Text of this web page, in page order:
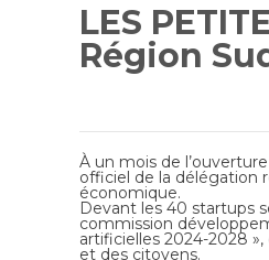
LES
Région
À un mois de
officiel de la délégation
économique.
Devant les 40 startups
commission
artificielles 2024-2028
et des citoyens.